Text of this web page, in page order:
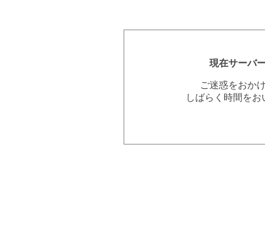
現在サーバ
ご迷惑をおか
しばらく時間を